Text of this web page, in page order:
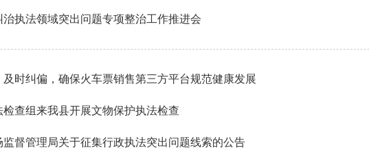
治执法领域突出问题专项整治工作推进会
及时纠偏，确保火车票销售第三方平台规范健康发展
检查组来我县开展文物保护执法检查
监督管理局关于征集行政执法突出问题线索的公告